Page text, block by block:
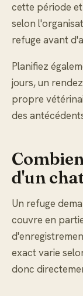
cette période
selon
refuge avant
Planifiez
jours, un
propre
des
d'un
Un refuge
couvre en
exact varie
donc